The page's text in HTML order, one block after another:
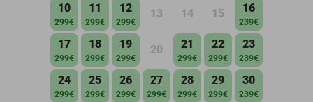
10
299€
11
299€
12
299€
13 14 15 16
239€
17
299€
18
299€
19
299€
20 21
299€
22
299€
23
239€
24
299€
25
299€
26
299€
27
299€
28
299€
29
299€
30
239€